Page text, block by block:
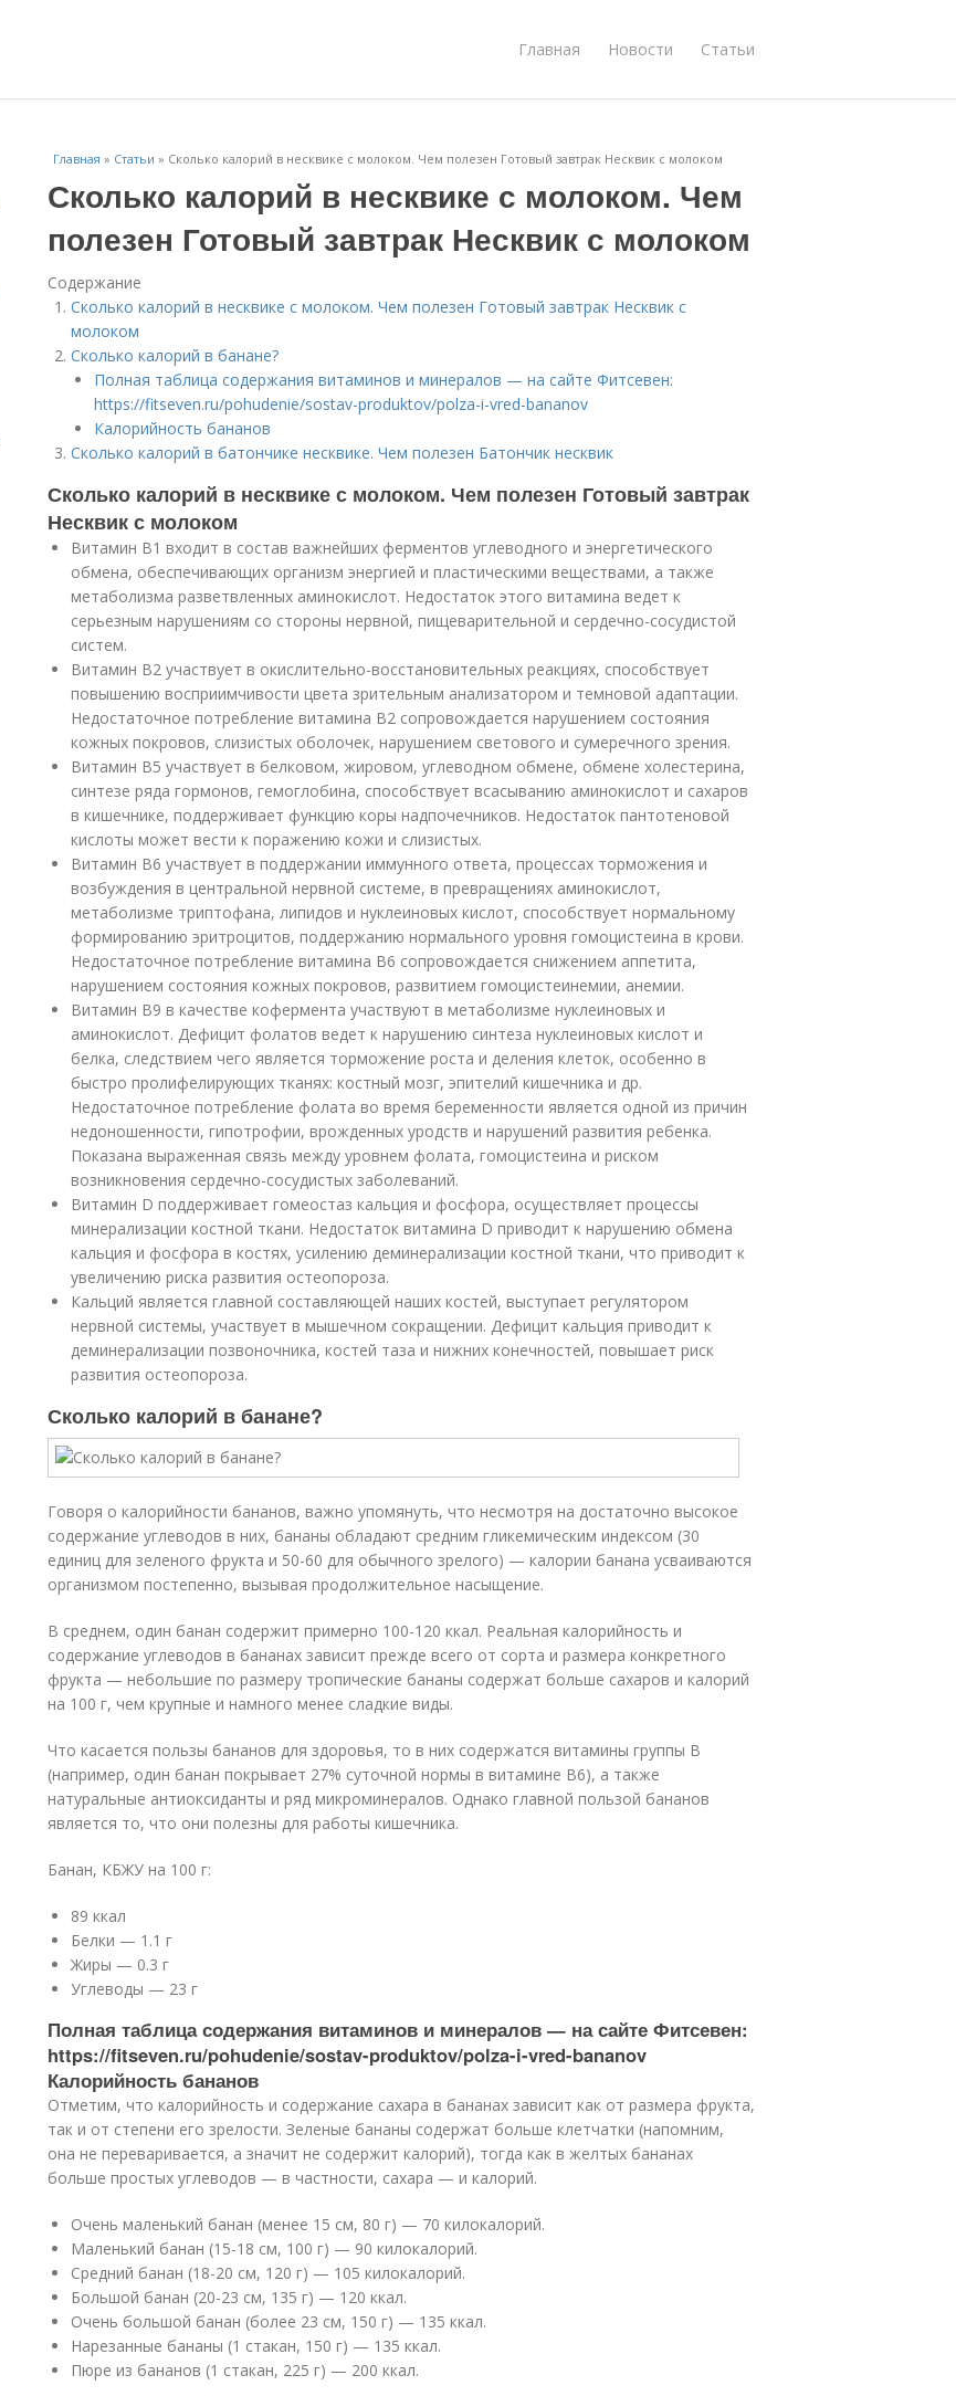
Главная Новости Статьи
Главная » Статьи » Сколько калорий в несквике с молоком. Чем полезен Готовый завтрак Несквик с молоком
Сколько калорий в несквике с молоком. Чем
полезен Готовый завтрак Несквик с молоком
Содержание
Сколько калорий в несквике с молоком. Чем полезен Готовый завтрак Несквик с
молоком
Сколько калорий в банане?
Полная таблица содержания витаминов и минералов — на сайте Фитсевен:
https://fitseven.ru/pohudenie/sostav-produktov/polza-i-vred-bananov
Калорийность бананов
Сколько калорий в батончике несквике. Чем полезен Батончик несквик
Сколько калорий в несквике с молоком. Чем полезен Готовый завтрак
Несквик с молоком
Витамин В1 входит в состав важнейших ферментов углеводного и энергетического
обмена, обеспечивающих организм энергией и пластическими веществами, а также
метаболизма разветвленных аминокислот. Недостаток этого витамина ведет к
серьезным нарушениям со стороны нервной, пищеварительной и сердечно-сосудистой
систем.
Витамин В2 участвует в окислительно-восстановительных реакциях, способствует
повышению восприимчивости цвета зрительным анализатором и темновой адаптации.
Недостаточное потребление витамина В2 сопровождается нарушением состояния
кожных покровов, слизистых оболочек, нарушением светового и сумеречного зрения.
Витамин В5 участвует в белковом, жировом, углеводном обмене, обмене холестерина,
синтезе ряда гормонов, гемоглобина, способствует всасыванию аминокислот и сахаров
в кишечнике, поддерживает функцию коры надпочечников. Недостаток пантотеновой
кислоты может вести к поражению кожи и слизистых.
Витамин В6 участвует в поддержании иммунного ответа, процессах торможения и
возбуждения в центральной нервной системе, в превращениях аминокислот,
метаболизме триптофана, липидов и нуклеиновых кислот, способствует нормальному
формированию эритроцитов, поддержанию нормального уровня гомоцистеина в крови.
Недостаточное потребление витамина В6 сопровождается снижением аппетита,
нарушением состояния кожных покровов, развитием гомоцистеинемии, анемии.
Витамин В9 в качестве кофермента участвуют в метаболизме нуклеиновых и
аминокислот. Дефицит фолатов ведет к нарушению синтеза нуклеиновых кислот и
белка, следствием чего является торможение роста и деления клеток, особенно в
быстро пролифелирующих тканях: костный мозг, эпителий кишечника и др.
Недостаточное потребление фолата во время беременности является одной из причин
недоношенности, гипотрофии, врожденных уродств и нарушений развития ребенка.
Показана выраженная связь между уровнем фолата, гомоцистеина и риском
возникновения сердечно-сосудистых заболеваний.
Витамин D поддерживает гомеостаз кальция и фосфора, осуществляет процессы
минерализации костной ткани. Недостаток витамина D приводит к нарушению обмена
кальция и фосфора в костях, усилению деминерализации костной ткани, что приводит к
увеличению риска развития остеопороза.
Кальций является главной составляющей наших костей, выступает регулятором
нервной системы, участвует в мышечном сокращении. Дефицит кальция приводит к
деминерализации позвоночника, костей таза и нижних конечностей, повышает риск
развития остеопороза.
Сколько калорий в банане?
Говоря о калорийности бананов, важно упомянуть, что несмотря на достаточно высокое
содержание углеводов в них, бананы обладают средним гликемическим индексом (30
единиц для зеленого фрукта и 50-60 для обычного зрелого) — калории банана усваиваются
организмом постепенно, вызывая продолжительное насыщение.
В среднем, один банан содержит примерно 100-120 ккал. Реальная калорийность и
содержание углеводов в бананах зависит прежде всего от сорта и размера конкретного
фрукта — небольшие по размеру тропические бананы содержат больше сахаров и калорий
на 100 г, чем крупные и намного менее сладкие виды.
Что касается пользы бананов для здоровья, то в них содержатся витамины группы B
(например, один банан покрывает 27% суточной нормы в витамине В6), а также
натуральные антиоксиданты и ряд микроминералов. Однако главной пользой бананов
является то, что они полезны для работы кишечника.
Банан, КБЖУ на 100 г:
89 ккал
Белки — 1.1 г
Жиры — 0.3 г
Углеводы — 23 г
Полная таблица содержания витаминов и минералов — на сайте Фитсевен:
https://fitseven.ru/pohudenie/sostav-produktov/polza-i-vred-bananov
Калорийность бананов
Отметим, что калорийность и содержание сахара в бананах зависит как от размера фрукта,
так и от степени его зрелости. Зеленые бананы содержат больше клетчатки (напомним,
она не переваривается, а значит не содержит калорий), тогда как в желтых бананах
больше простых углеводов — в частности, сахара — и калорий.
Очень маленький банан (менее 15 см, 80 г) — 70 килокалорий.
Маленький банан (15-18 см, 100 г) — 90 килокалорий.
Средний банан (18-20 см, 120 г) — 105 килокалорий.
Большой банан (20-23 см, 135 г) — 120 ккал.
Очень большой банан (более 23 см, 150 г) — 135 ккал.
Нарезанные бананы (1 стакан, 150 г) — 135 ккал.
Пюре из бананов (1 стакан, 225 г) — 200 ккал.